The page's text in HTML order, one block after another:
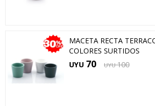
MACETA RECTA
COLORES SURTIDOS
UYU 70 UYU 100